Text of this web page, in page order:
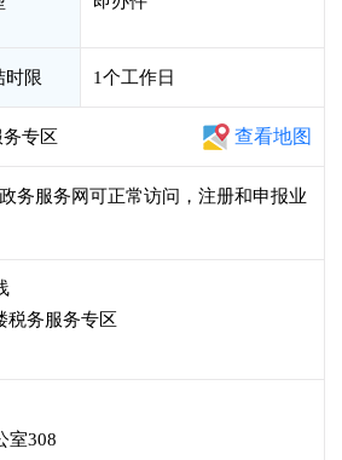
时限 1个工作日
专区 查看地图
务服务网可正常访问，注册和申报业
税务服务专区
室308